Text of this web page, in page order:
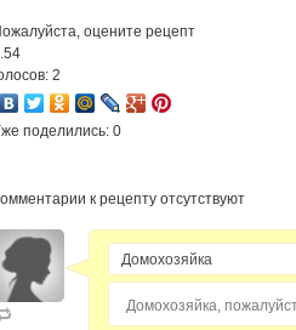
оцените рецепт
2
поделились: 0
к рецепту отсутствуют
Домохозяйка,